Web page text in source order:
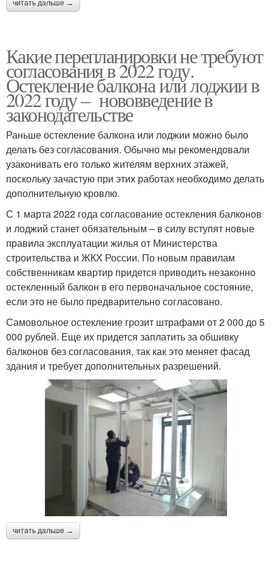
читать дальше →
Какие перепланировки не требуют
согласования в 2022 году.
Остекление балкона или лоджии в
2022 году – нововведение в
законодательстве
Раньше остекление балкона или лоджии можно было
делать без согласования. Обычно мы рекомендовали
узаконивать его только жителям верхних этажей,
поскольку зачастую при этих работах необходимо делать
дополнительную кровлю.
С 1 марта 2022 года согласование остекления балконов
и лоджий станет обязательным – в силу вступят новые
правила эксплуатации жилья от Министерства
строительства и ЖКХ России. По новым правилам
собственникам квартир придется приводить незаконно
остекленный балкон в его первоначальное состояние,
если это не было предварительно согласовано.
Самовольное остекление грозит штрафами от 2 000 до 5
000 рублей. Еще их придется заплатить за обшивку
балконов без согласования, так как это меняет фасад
здания и требует дополнительных разрешений.
читать дальше →